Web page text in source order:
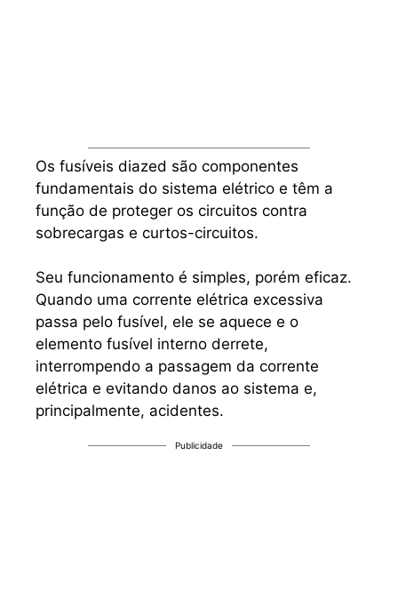
Os fusíveis diazed são componentes
fundamentais do sistema elétrico e têm a
função de proteger os circuitos contra
sobrecargas e curtos-circuitos.
Seu funcionamento é simples, porém eficaz.
Quando uma corrente elétrica excessiva
passa pelo fusível, ele se aquece e o
elemento fusível interno derrete,
interrompendo a passagem da corrente
elétrica e evitando danos ao sistema e,
principalmente, acidentes.
Publicidade